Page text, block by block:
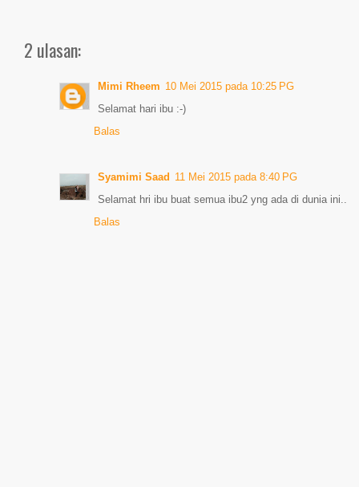
2 ulasan:
Mimi Rheem 10 Mei 2015 pada 10:25 PG
Selamat hari ibu :-)
Balas
Syamimi Saad 11 Mei 2015 pada 8:40 PG
Selamat hri ibu buat semua ibu2 yng ada di dunia ini..
Balas